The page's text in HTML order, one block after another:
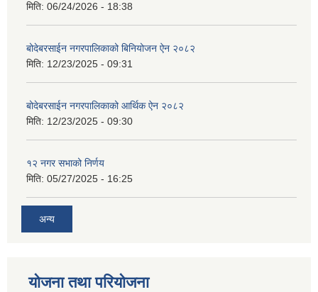
मिति: 06/24/2026 - 18:38
बोदेबरसाईन नगरपालिकाको बिनियोजन ऐन २०८२
मिति: 12/23/2025 - 09:31
बोदेबरसाईन नगरपालिकाको आर्थिक ऐन २०८२
मिति: 12/23/2025 - 09:30
१२ नगर सभाको निर्णय
मिति: 05/27/2025 - 16:25
अन्य
योजना तथा परियोजना